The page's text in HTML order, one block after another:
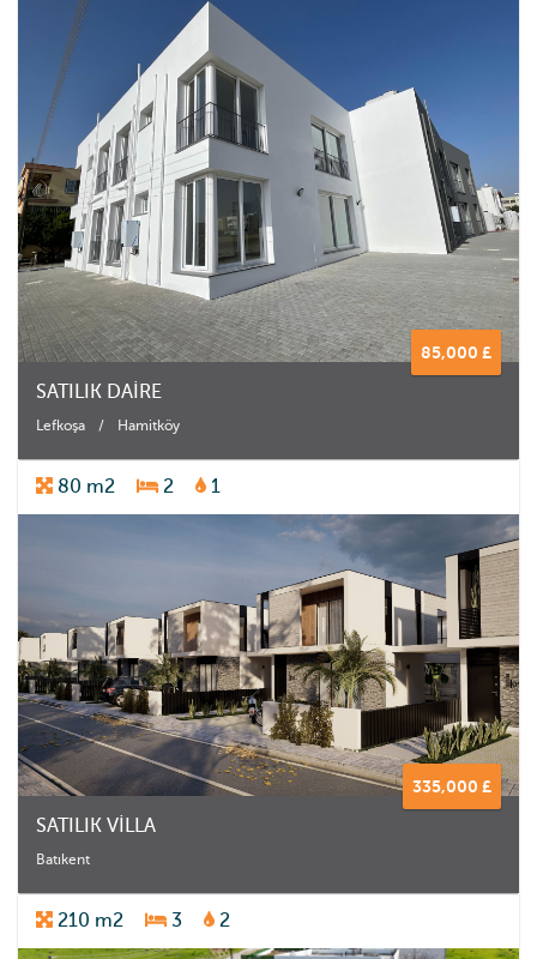
85,000 £
SATILIK DAİRE
Lefkoşa / Hamitköy
80 m2 2 1
335,000 £
SATILIK VİLLA
Batıkent
210 m2 3 2